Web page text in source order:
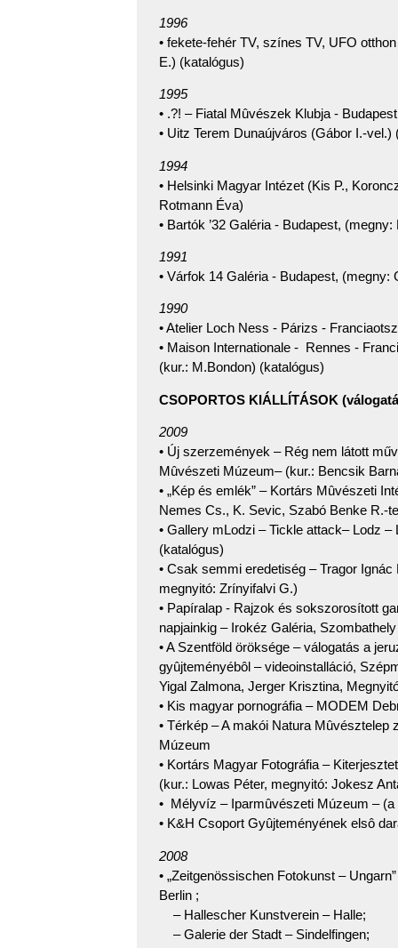
1996
• fekete-fehér TV, színes TV, UFO
E.) (katalógus)
1995
• .?! – Fiatal Mûvészek Klubja - Budapest
• Uitz Terem Dunaújváros (Gábor I.-
1994
• Helsinki Magyar Intézet (Kis P.,
Rotmann Éva)
• Bartók ’32 Galéria - Budapest,
1991
• Várfok 14 Galéria - Budapest, (megny:
1990
• Atelier Loch Ness - Párizs -
• Maison Internationale - Rennes -
(kur.: M.Bondon) (katalógus)
CSOPORTOS KIÁLLÍTÁSOK
2009
• Új szerzemények – Rég nem látott
Mûvészeti Múzeum– (kur.: Bencsik
• „Kép és emlék” – Kortárs Mûvészeti
Nemes Cs., K. Sevic, Szabó Benke R.-
• Gallery mLodzi – Tickle attack– Lodz
(katalógus)
• Csak semmi eredetiség – Tragor
megnyitó: Zrínyifalvi G.)
• Papíralap - Rajzok és sokszorosított
napjainkig – Irokéz Galéria,
• A Szentföld öröksége – válogatás a
gyûjteményébôl – videoinstalláció,
Yigal Zalmona, Jerger Krisztina,
• Kis magyar pornográfia – MODEM
• Térkép – A makói Natura
Múzeum
• Kortárs Magyar Fotográfia –
(kur.: Lowas Péter, megnyitó: Jokesz
• Mélyvíz – Iparmûvészeti Múzeum – (a
• K&H Csoport Gyûjteményének elsô
2008
• „Zeitgenössischen Fotokunst –
Berlin ;
– Hallescher Kunstverein – Halle;
– Galerie der Stadt – Sindelfingen;